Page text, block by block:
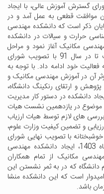
976 مورخ 31 تیرماه 1403 شورای گسترش آموزش عالی، با ایجاد
موافقت قطعی به عمل آمد و در
شایان ذکر است که دانشکده مهندسی
رشته کارشناسی حرارت و سیالات در دانشکده
مکانیک آغاز نمود و مراحل
رشد و توسعه خود را پشت سر گذاشت تا در سال 91 با تصویب شورای
خود ادامه داد. با توجه به
آن در آموزش مهندسی مکانیک و
و ارتقای رنکینگ دانشگاه،
دانشکده در دستور کار مدیریت
موضوع در یازدهمین نشست هیات
مورخ 3 آذر 1398 و انجام بررسی های لازم توسط هیات ارزیاب
و تضمین کیفیت وزارت علوم،
و فناوری مورخ 2 تیرماه 1403، خوشبختانه با تصویب نهایی شورای
گسترش آموزش عالی در تاریخ 31 تیرماه 1403، ایجاد دانشکده مهندسی
مکانیک از تمام همکاران
دانشگاه که در به ثمر نشستن این
است که این دانشکده منشا
باشد.